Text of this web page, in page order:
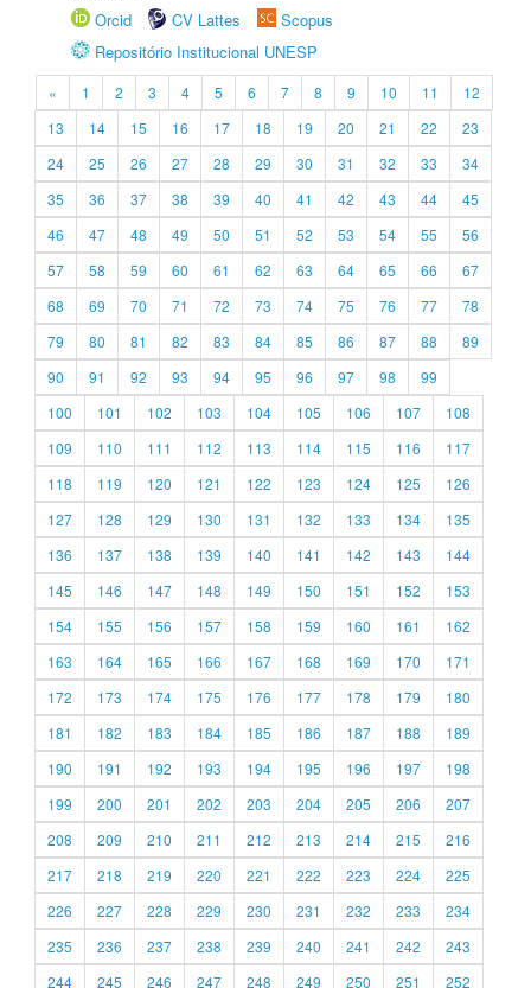
Orcid
CV Lattes
Scopus
Repositório Institucional UNESP
« 1 2 3 4 5 6 7 8 9 10 11
12
13
14 15 16 17 18 19 20 21 22
23
24
25 26 27 28 29 30 31 32 33
34
35
36 37 38 39 40 41 42 43 44
45
46
47 48 49 50 51 52 53 54 55
56
57
58 59 60 61 62 63 64 65 66
67
68
69 70 71 72 73 74 75 76 77
78
79
80 81 82 83 84 85 86 87 88
89
90
91 92 93 94 95 96 97 98
99
100
101 102 103 104 105 106 107
108
109
110 111 112 113 114 115 116
117
118
119 120 121 122 123 124 125
126
127
128 129 130 131 132 133 134
135
136
137 138 139 140 141 142 143
144
145
146 147 148 149 150 151 152
153
154
155 156 157 158 159 160 161
162
163
164 165 166 167 168 169 170
171
172
173 174 175 176 177 178 179
180
181
182 183 184 185 186 187 188
189
190
191 192 193 194 195 196 197
198
199
200 201 202 203 204 205 206
207
208
209 210 211 212 213 214 215
216
217
218 219 220 221 222 223 224
225
226
227 228 229 230 231 232 233
234
235
236 237 238 239 240 241 242
243
244
245 246 247 248 249 250 251 252